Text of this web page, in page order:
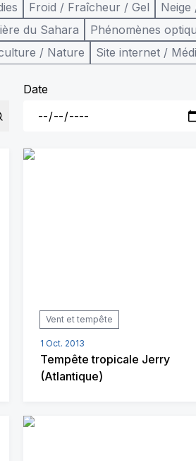
Froid / Fraîcheur / Gel
Neige
du Sahara
Phénomènes
/ Nature Site internet /
Date
Vent et tempête
1 Oct. 2013
Tempête tropicale Jerry
(Atlantique)